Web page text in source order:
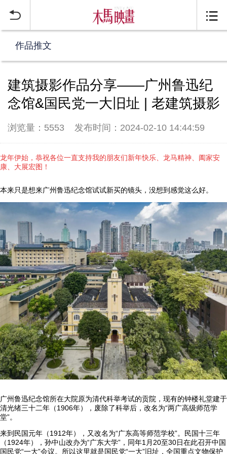
 
作品推文
建筑摄影作品分享——广州鲁迅纪
念馆&国民党一大旧址 | 老建筑摄影
浏览量：5553 发布时间：2024-02-10 14:44:59
龙年伊始，恭祝各位一直支持我的朋友们新年快乐、龙马精神、阖家安
康、大展宏图！
本来只是想来广州鲁迅纪念馆试试新买的镜头，没想到感觉这么好。
广州鲁迅纪念馆所在大院原为清代科举考试的贡院，现有的钟楼礼堂建于
清光绪三十二年（1906年），废除了科举后，改名为“两广高级师范学
堂”。
来到民国元年（1912年），又改名为“广东高等师范学校”。民国十三年
（1924年），孙中山改办为“广东大学”，同年1月20至30日在此召开中国
国民党“一大”会议。所以这里就是国民党“一大”旧址，全国重点文物保护